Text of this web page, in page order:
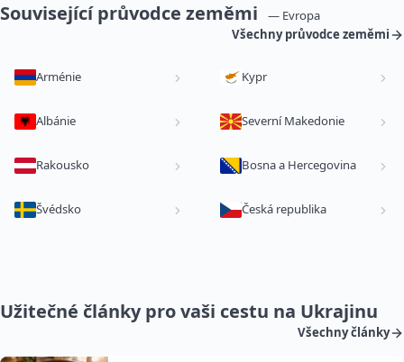
Související průvodce zeměmi
— Evropa
Všechny průvodce zeměmi
Arménie Kypr
Albánie Severní Makedonie
Rakousko Bosna a Hercegovina
Švédsko Česká republika
Užitečné články pro vaši cestu na Ukrajinu
Všechny články